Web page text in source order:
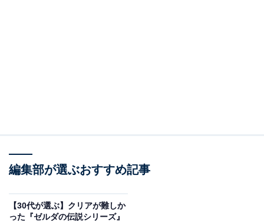
や、住人たちが抱える悩みや孤独に寄り添うドラマ性は
他作品にない体験であり、青春時代に深く心を動かされ
思い出として今なお語り継がれています。
編集部が選ぶおすすめ記事
【30代が選ぶ】クリアが難しか
った『ゼルダの伝説シリーズ』